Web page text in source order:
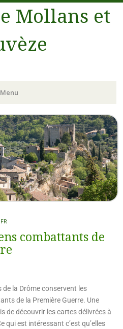
Mollans et
Menu
combattants de
la Drôme conservent les
de la Première Guerre. Une
de découvrir les cartes délivrées à
qui est intéressant c’est qu’elles